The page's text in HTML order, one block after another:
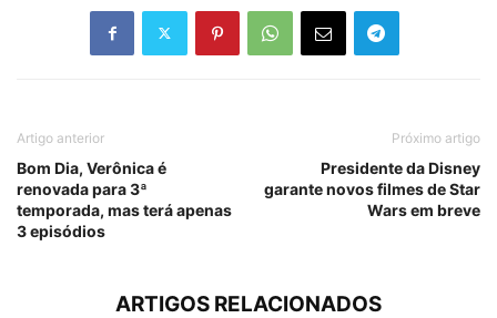
Artigo anterior
Bom Dia, Verônica é
renovada para 3ª
temporada, mas terá apenas
3 episódios
Próximo artigo
Presidente da Disney
garante novos filmes de Star
Wars em breve
ARTIGOS RELACIONADOS